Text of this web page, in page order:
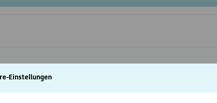
Einstellungen
auf einer Freilandstraße mit einer zulässigen